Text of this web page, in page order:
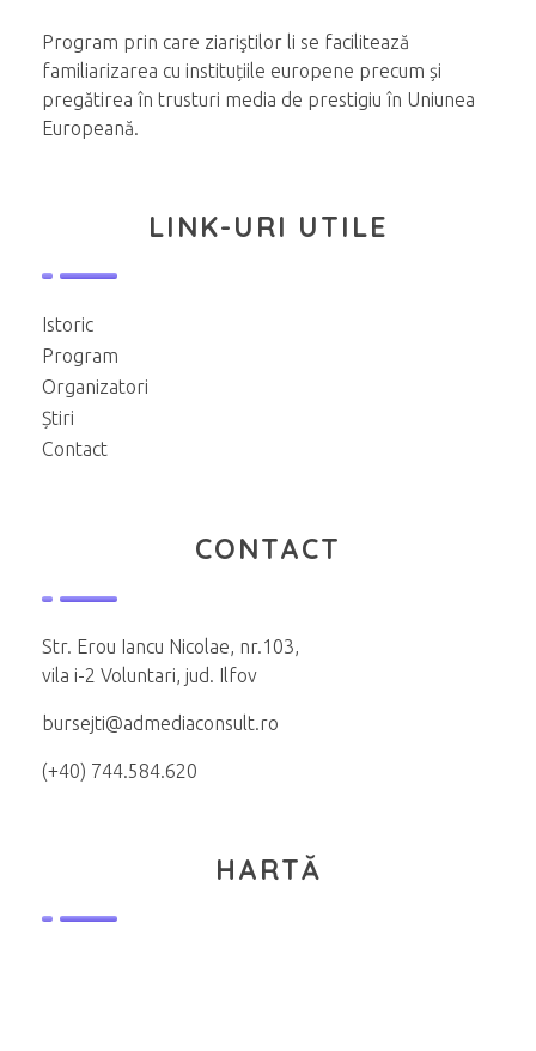
Program prin care ziariştilor li se facilitează
familiarizarea cu instituțiile europene precum și
pregătirea în trusturi media de prestigiu în Uniunea
Europeană.
LINK-URI UTILE
Istoric
Program
Organizatori
Știri
Contact
CONTACT
Str. Erou Iancu Nicolae, nr.103,
vila i-2 Voluntari, jud. Ilfov
bursejti@admediaconsult.ro
(+40) 744.584.620
HARTĂ